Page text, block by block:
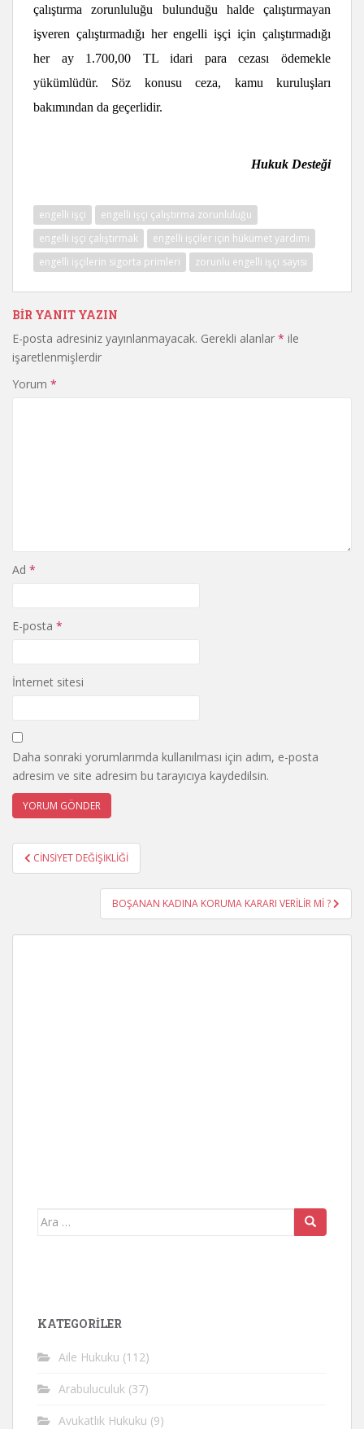
çalıştırma zorunluluğu bulunduğu halde çalıştırmayan
işveren çalıştırmadığı her engelli işçi için çalıştırmadığı
her ay 1.700,00 TL idari para cezası ödemekle
yükümlüdür. Söz konusu ceza, kamu kuruluşları
bakımından da geçerlidir.
Hukuk Desteği
engelli işçi
engelli işçi çalıştırma zorunluluğu
engelli işçi çalıştırmak
engelli işçiler için hükümet yardımı
engelli işçilerin sigorta primleri
zorunlu engelli işçi sayısı
BIR YANIT YAZIN
E-posta adresiniz yayınlanmayacak. Gerekli alanlar * ile
işaretlenmişlerdir
Yorum *
Ad *
E-posta *
İnternet sitesi
Daha sonraki yorumlarımda kullanılması için adım, e-posta
adresim ve site adresim bu tarayıcıya kaydedilsin.
Yazı
gezinmesi
CİNSİYET DEĞİŞİKLİĞİ
BOŞANAN KADINA KORUMA KARARI VERİLİR Mİ ?
Arama
KATEGORİLER
Aile Hukuku (112)
Arabuluculuk (37)
Avukatlık Hukuku (9)